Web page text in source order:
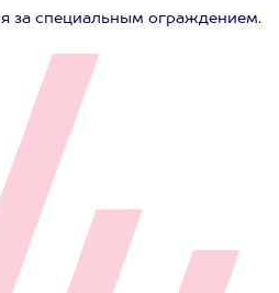
за специальным ограждением.